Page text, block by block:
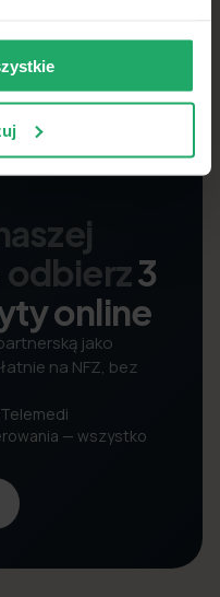
3
online
jako
na NFZ, bez
— wszystko